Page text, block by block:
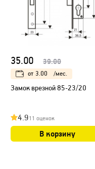
35.00 39.00
от 3.00 /мес.
Замок врезной 85-23/20
4.911 оценок
В корзину